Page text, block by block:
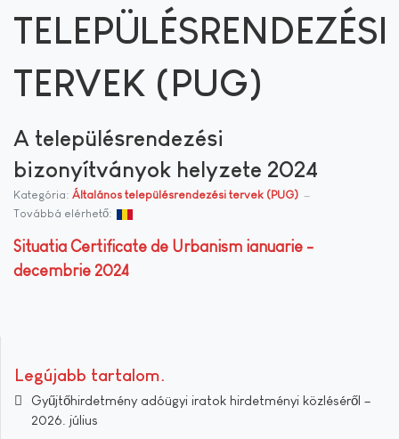
TELEPÜLÉSRENDEZÉSI
TERVEK (PUG)
A településrendezési
bizonyítványok helyzete 2024
Kategória: Általános településrendezési tervek (PUG)
Továbbá elérhető:
Situatia Certificate de Urbanism ianuarie -
decembrie 2024
Legújabb tartalom
Gyűjtőhirdetmény adóügyi iratok hirdetményi közléséről –
2026. július